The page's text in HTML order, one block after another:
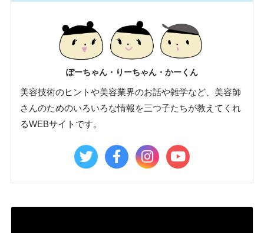
ぽーちゃん・りーちゃん・かーくん
美容技術のヒントや美容業界のお話や雑学など、美容師
さんのためのいろいろな情報を三つ子たちが教えてくれ
るWEBサイトです。